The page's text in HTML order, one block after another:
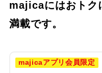
majicaにはおトク
満載です。
majicaアプリ会員限定